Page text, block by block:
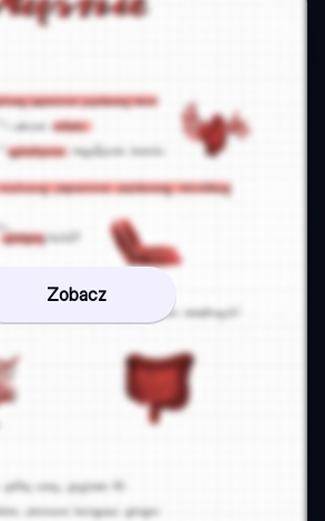
Zobacz